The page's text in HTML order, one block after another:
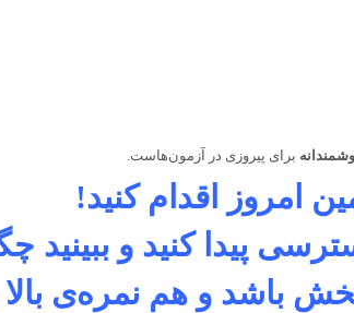
برای پیروزی در آزمون‌هاست.
امروز اقدام کنید!
پیدا کنید و
باشد و هم نمره‌ی بالا